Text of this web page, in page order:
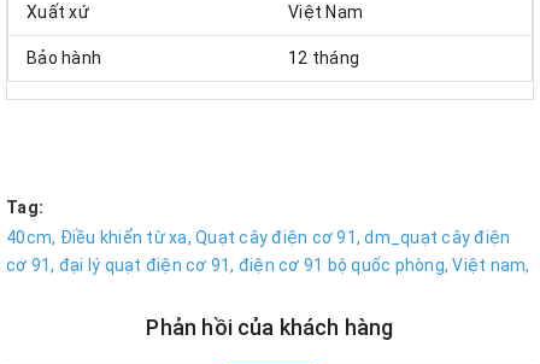
Xuất xứ Việt Nam
Bảo hành 12 tháng
Tag:
40cm, Điều khiển từ xa, Quạt cây điện cơ 91, dm_quạt cây điện
cơ 91, đại lý quạt điện cơ 91, điện cơ 91 bộ quốc phòng, Việt nam,
Phản hồi của khách hàng